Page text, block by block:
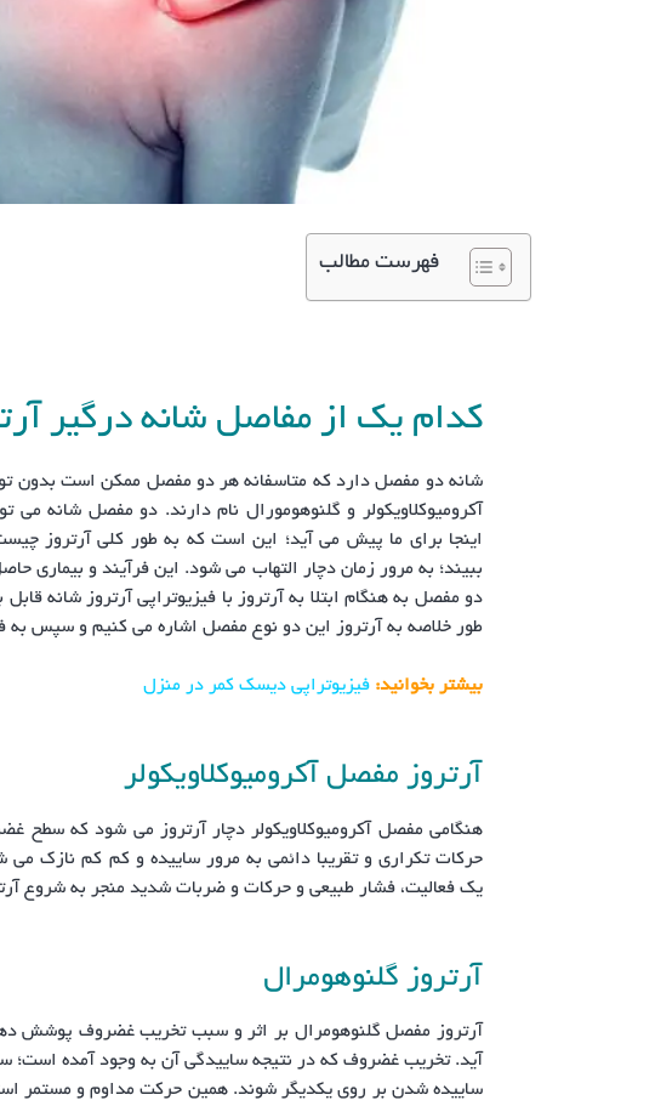
فهرست مطالب
کدام یک از مفاصل شانه درگیر
شانه دو مفصل دارد که متاسفانه هر دو مفصل ممکن است بدون
آکرومیوکلاویکولر و گلنوهومورال نام دارند. دو مفصل شانه می
اینجا برای ما پیش می آید؛ این است که به طور کلی آرتروز
ببیند؛ به مرور زمان دچار التهاب می شود. این فرآیند و بیماری
دو مفصل به هنگام ابتلا به آرتروز با فیزیوتراپی آرتروز شانه
طور خلاصه به آرتروز این دو نوع مفصل اشاره می کنیم و سپس به
بیشتر بخوانید: فیزیوتراپی دیسک کمر در منزل
آرتروز مفصل آکرومیوکلاویکولر
هنگامی مفصل آکرومیوکلاویکولر دچار آرتروز می شود که سطح
حرکات تکراری و تقریبا دائمی به مرور ساییده و کم کم نازک
یک فعالیت، فشار طبیعی و حرکات و ضربات شدید منجر به شروع
آرتروز گلنوهومرال
آرتروز مفصل گلنوهومرال بر اثر و سبب تخریب غضروف پوشش
آید. تخریب غضروف که در نتیجه ساییدگی آن به وجود آمده
ساییده شدن بر روی یکدیگر شوند. همین حرکت مداوم و مستمر